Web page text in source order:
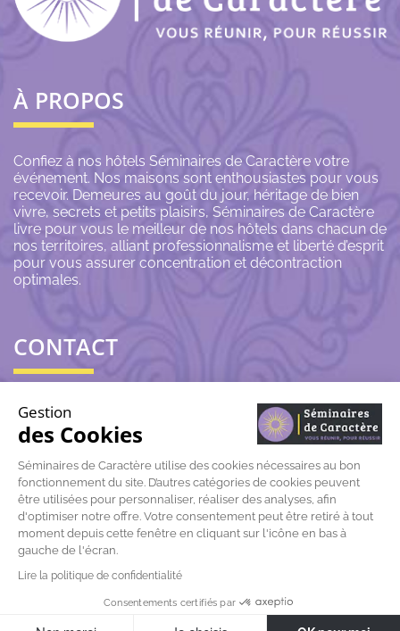
À PROPOS
Confiez à nos hôtels Séminaires de Caractère votre
événement. Nos maisons sont enthousiastes pour vous
recevoir. Demeures au goût du jour, héritage de bien
vivre, secrets et petits plaisirs, Séminaires de Caractère
livre pour vous le meilleur de nos hôtels dans chacun de
nos territoires, alliant professionnalisme et liberté d’esprit
pour vous assurer concentration et décontraction
optimales.
CONTACT
06 43 69 79 72
contact@seminairesdecaractere.fr
197 Rue Léon Arnoux
84120 Pertuis
personnelles
Gestion
des Cookies
Séminaires de Caractère utilise des cookies nécessaires au bon
fonctionnement du site. D’autres catégories de cookies peuvent
être utilisées pour personnaliser, réaliser des analyses, afin
d'optimiser notre offre. Votre consentement peut être retiré à tout
moment depuis cette fenêtre en cliquant sur l'icône en bas à
gauche de l'écran.
Lire la politique de confidentialité
Consentements certifiés par